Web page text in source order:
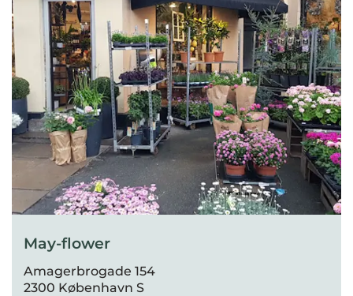
May-flower
Amagerbrogade 154
2300 København S